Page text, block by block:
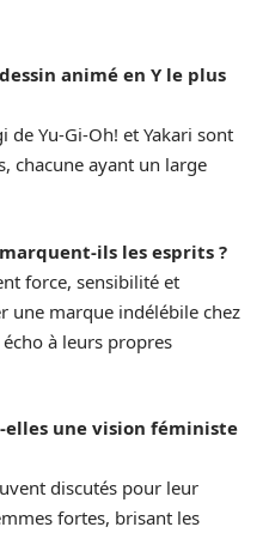
animé en Y le plus
de Yu-Gi-Oh! et Yakari sont
chacune ayant un large
ils les esprits ?
force, sensibilité et
une marque indélébile chez
à leurs propres
une vision féministe
discutés pour leur
fortes, brisant les